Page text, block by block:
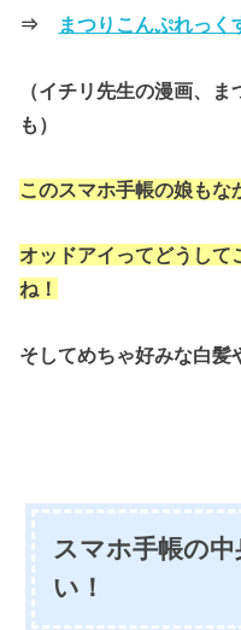
⇒ まつりこんぷれっく
（イチリ先生の漫画、
も）
このスマホ手帳の娘もな
オッドアイってどうして
ね！
そしてめちゃ好みな白髪
スマホ手帳の
い！